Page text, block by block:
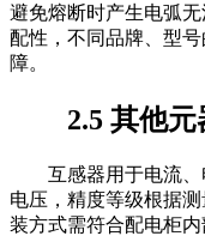
避免熔断时产生电弧
配性，不同品牌、型
障。
2.5 其他
互感器用于电流、
电压，精度等级根据
装方式需符合配电柜